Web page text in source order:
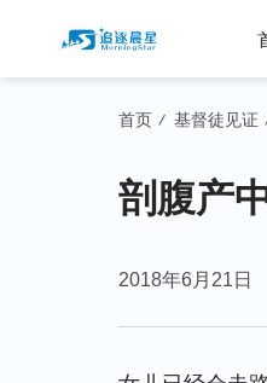
首页 / 基督徒见证
剖腹产
2018年6月21日